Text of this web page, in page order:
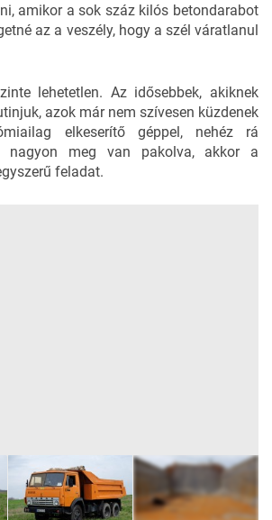
amikor a sok száz kilós betondarabot
az a veszély, hogy a szél váratlanul
lehetetlen. Az idősebbek, akiknek
azok már nem szívesen küzdenek
elkeserítő géppel, nehéz rá
nagyon meg van pakolva, akkor a
feladat.